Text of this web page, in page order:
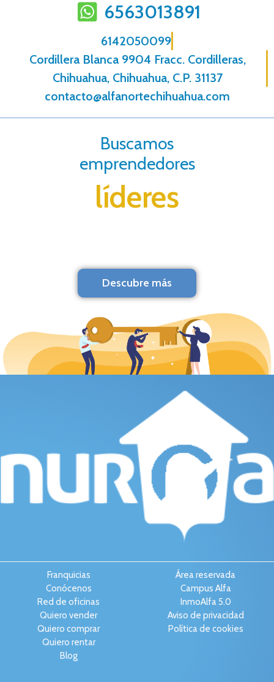
6563013891
6142050099
Cordillera Blanca 9904 Fracc. Cordilleras,
Chihuahua, Chihuahua, C.P. 31137
contacto@alfanortechihuahua.com
Buscamos
emprendedores
líderes
Descubre más
Franquicias
Conócenos
Red de oficinas
Quiero vender
Quiero comprar
Quiero rentar
Blog
Área reservada
Campus Alfa
InmoAlfa 5.0
Aviso de privacidad
Política de cookies